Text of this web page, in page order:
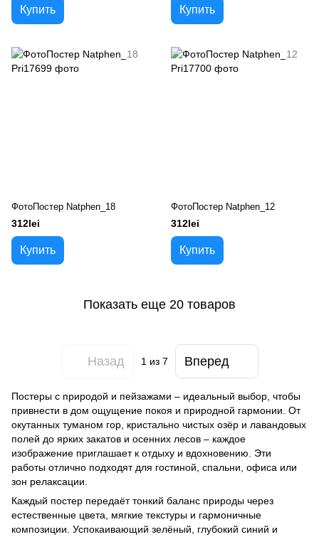
Купить Купить
ФотоПостер Natphen_18
312lei
Купить
ФотоПостер Natphen_12
312lei
Купить
Показать еще 20 товаров
Назад 1 из 7 Вперед
Постеры с природой и пейзажами – идеальный выбор, чтобы
привнести в дом ощущение покоя и природной гармонии. От
окутанных туманом гор, кристально чистых озёр и лавандовых
полей до ярких закатов и осенних лесов – каждое
изображение приглашает к отдыху и вдохновению. Эти
работы отлично подходят для гостиной, спальни, офиса или
зон релаксации.
Каждый постер передаёт тонкий баланс природы через
естественные цвета, мягкие текстуры и гармоничные
композиции. Успокаивающий зелёный, глубокий синий и